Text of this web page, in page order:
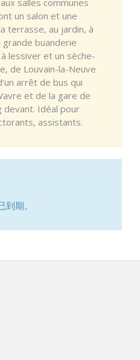
un salon et une
terrasse, au jardin, à
buanderie
lessiver et un sèche-
de Louvain-la-Neuve
arrêt de bus qui
et de la gare de
devant. Idéal pour
assistants.
期。